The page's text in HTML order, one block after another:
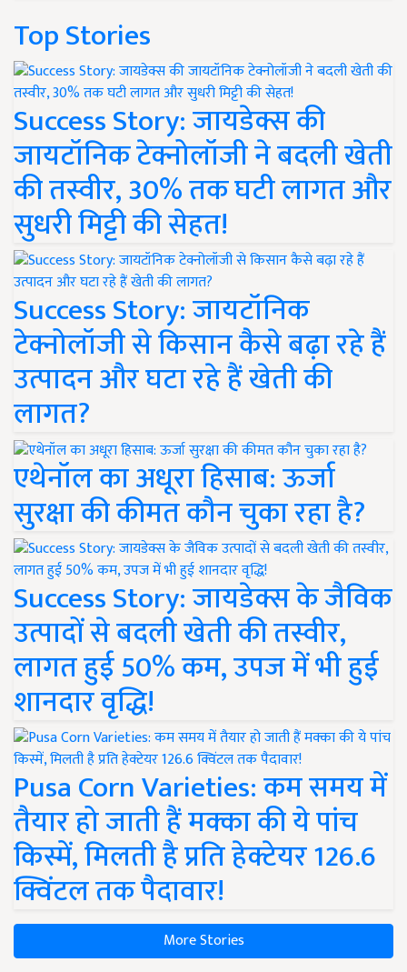
Top Stories
Success Story: जायडेक्स की
जायटॉनिक टेक्नोलॉजी ने बदली खेती
की तस्वीर, 30% तक घटी लागत और
सुधरी मिट्टी की सेहत!
Success Story: जायटॉनिक
टेक्नोलॉजी से किसान कैसे बढ़ा रहे हैं
उत्पादन और घटा रहे हैं खेती की
लागत?
एथेनॉल का अधूरा हिसाब: ऊर्जा
सुरक्षा की कीमत कौन चुका रहा है?
Success Story: जायडेक्स के जैविक
उत्पादों से बदली खेती की तस्वीर,
लागत हुई 50% कम, उपज में भी हुई
शानदार वृद्धि!
Pusa Corn Varieties: कम समय में
तैयार हो जाती हैं मक्का की ये पांच
किस्में, मिलती है प्रति हेक्टेयर 126.6
क्विंटल तक पैदावार!
More Stories